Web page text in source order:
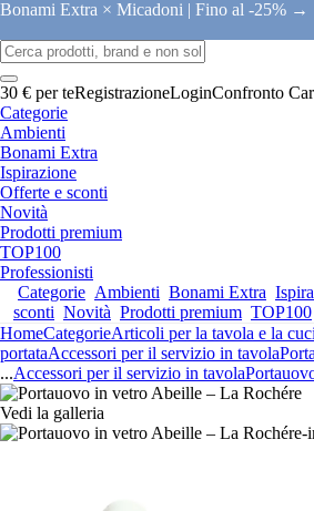
Bonami Extra × Micadoni | Fino al -25% →
30 € per teRegistrazioneLoginConfronto
Categorie
Ambienti
Bonami Extra
Ispirazione
Offerte e sconti
Novità
Prodotti premium
TOP100
Professionisti
Categorie Ambienti Bonami Extra
sconti Novità Prodotti premium TOP100
HomeCategorieArticoli per la tavola e la
portataAccessori per il servizio in tavola
...Accessori per il servizio in tavola
Vedi la galleria